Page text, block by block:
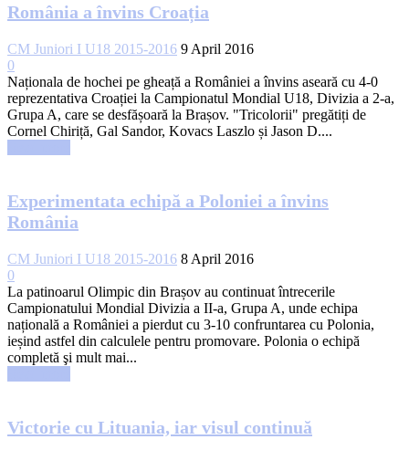
România a învins Croația
CM Juniori I U18 2015-2016 9 April 2016
0
Naționala de hochei pe gheață a României a învins aseară cu 4-0
reprezentativa Croației la Campionatul Mondial U18, Divizia a 2-a,
Grupa A, care se desfășoară la Brașov. "Tricolorii" pregătiți de
Cornel Chiriță, Gal Sandor, Kovacs Laszlo și Jason D....
Experimentata echipă a Poloniei a învins
România
CM Juniori I U18 2015-2016 8 April 2016
0
La patinoarul Olimpic din Brașov au continuat întrecerile
Campionatului Mondial Divizia a II-a, Grupa A, unde echipa
națională a României a pierdut cu 3-10 confruntarea cu Polonia,
ieșind astfel din calculele pentru promovare. Polonia o echipă
completă şi mult mai...
Victorie cu Lituania, iar visul continuă